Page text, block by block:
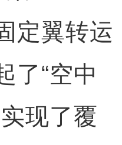
定翼转运
了“空中
现了覆